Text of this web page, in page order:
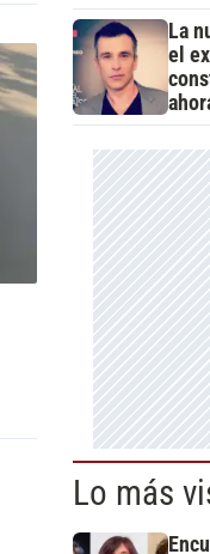
La
el
Lo más